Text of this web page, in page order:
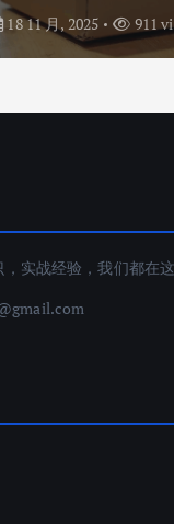
18 11 月, 2025 911
实战经验，我们都在这